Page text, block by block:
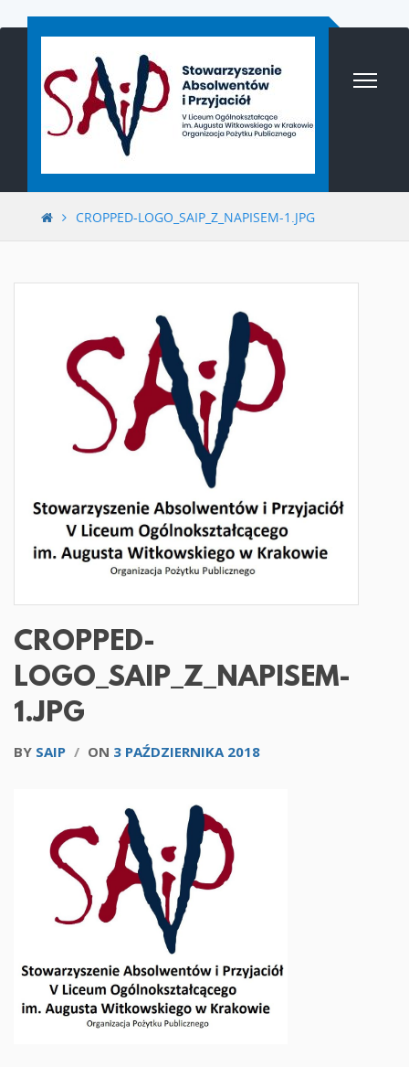
Przejdź
CROPPED-LOGO_SAIP_Z_NAPISEM-1.JPG
CROPPED-
LOGO_SAIP_Z_NAPISEM-
1.JPG
BY SAIP / ON 3 PAŹDZIERNIKA 2018